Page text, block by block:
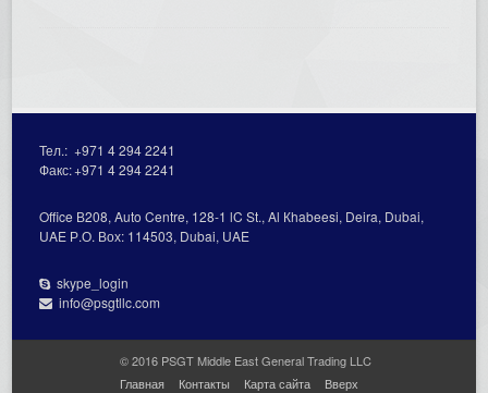
Тел.:+971 4 294 2241
Факс:+971 4 294 2241
Office В208, Auto Centre, 128-1 lC St., Al Кhabeesi, Deira, Dubai,
UAE Р.О. Вох: 114503, Dubai, UAE
skype_login
info@psgtllc.com
© 2016 PSGT Middle East General Trading LLC
Главная
Контакты Карта сайта Вверх